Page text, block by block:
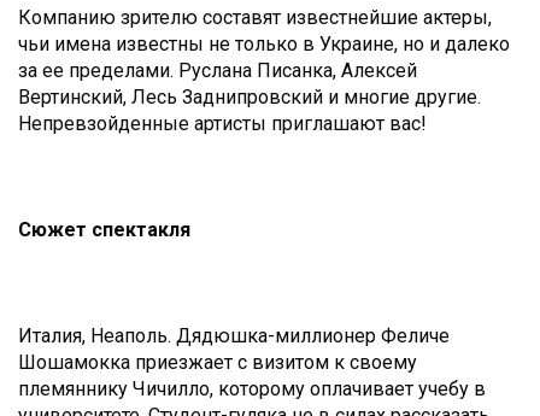
Компанию зрителю составят известнейшие актеры,
чьи имена известны не только в Украине, но и далеко
за ее пределами. Руслана Писанка, Алексей
Вертинский, Лесь Заднипровский и многие другие.
Непревзойденные артисты приглашают вас!
Сюжет спектакля
Италия, Неаполь. Дядюшка-миллионер Феличе
Шошамокка приезжает с визитом к своему
племяннику Чичилло, которому оплачивает учебу в